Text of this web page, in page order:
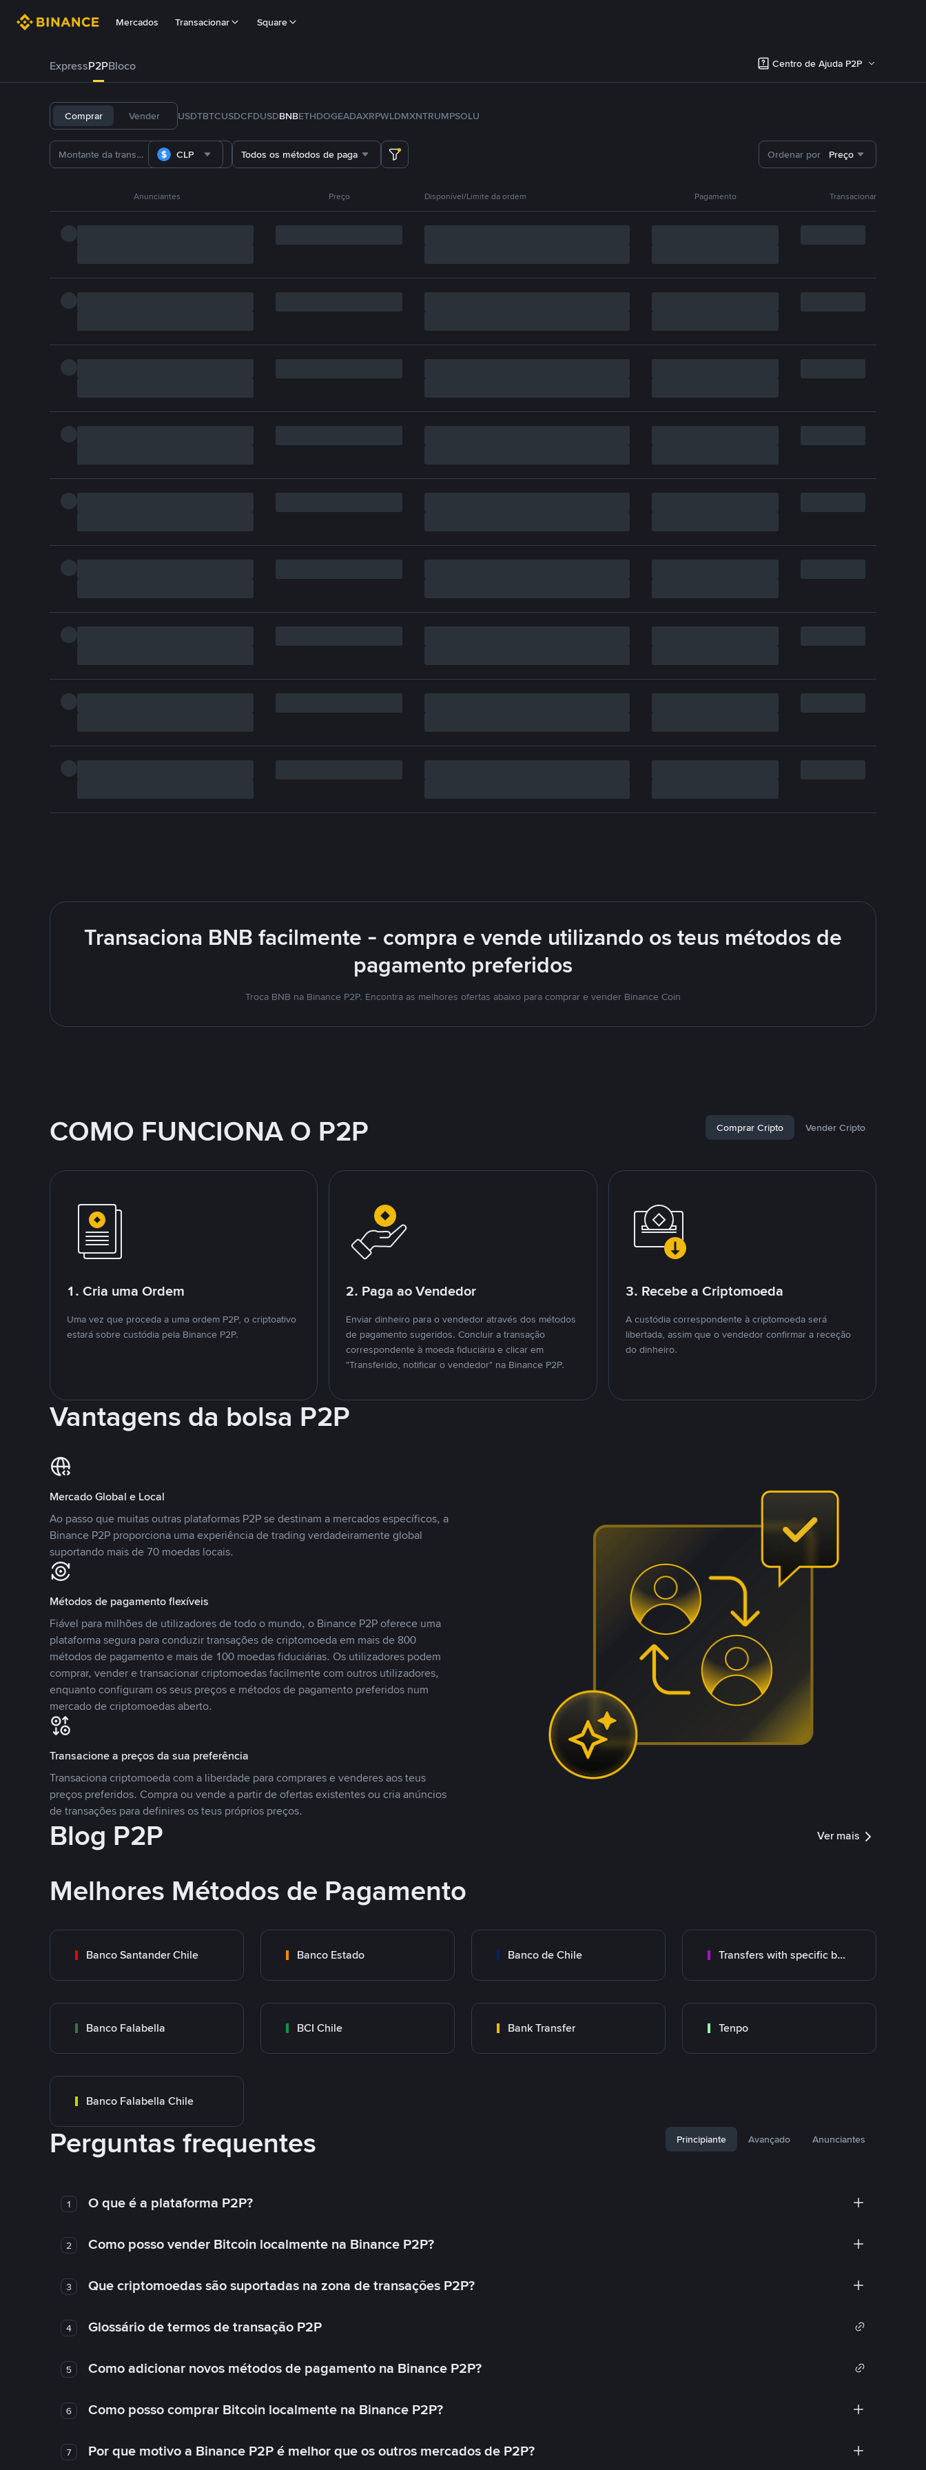
Mercados Transacionar Square
ExpressP2PBloco Centro de Ajuda P2P
Comprar Vender USDTBTCUSDCFDUSDBNBETHDOGEADAXRPWLDMXNTRUMPSOLU
CLP Todos os métodos de pagamento Ordenar por Preço
Anunciantes Preço Disponível/Limite da ordem Pagamento Transacionar
Transaciona BNB facilmente - compra e vende utilizando os teus métodos de
pagamento preferidos
Troca BNB na Binance P2P. Encontra as melhores ofertas abaixo para comprar e vender Binance Coin
COMO FUNCIONA O P2P Comprar Cripto Vender Cripto
1. Cria uma Ordem
Uma vez que proceda a uma ordem P2P, o criptoativo
estará sobre custódia pela Binance P2P.
2. Paga ao Vendedor
Enviar dinheiro para o vendedor através dos métodos
de pagamento sugeridos. Concluir a transação
correspondente à moeda fiduciária e clicar em
"Transferido, notificar o vendedor" na Binance P2P.
3. Recebe a Criptomoeda
A custódia correspondente à criptomoeda será
libertada, assim que o vendedor confirmar a receção
do dinheiro.
Vantagens da bolsa P2P
Mercado Global e Local
Ao passo que muitas outras plataformas P2P se destinam a mercados específicos, a
Binance P2P proporciona uma experiência de trading verdadeiramente global
suportando mais de 70 moedas locais.
Métodos de pagamento flexíveis
Fiável para milhões de utilizadores de todo o mundo, o Binance P2P oferece uma
plataforma segura para conduzir transações de criptomoeda em mais de 800
métodos de pagamento e mais de 100 moedas fiduciárias. Os utilizadores podem
comprar, vender e transacionar criptomoedas facilmente com outros utilizadores,
enquanto configuram os seus preços e métodos de pagamento preferidos num
mercado de criptomoedas aberto.
Transacione a preços da sua preferência
Transaciona criptomoeda com a liberdade para comprares e venderes aos teus
preços preferidos. Compra ou vende a partir de ofertas existentes ou cria anúncios
de transações para definires os teus próprios preços.
Blog P2P Ver mais
Melhores Métodos de Pagamento
Banco Santander Chile Banco Estado Banco de Chile Transfers with specific bank
Banco Falabella BCI Chile Bank Transfer Tenpo
Banco Falabella Chile
Perguntas frequentes Principiante Avançado Anunciantes
1 O que é a plataforma P2P?
2 Como posso vender Bitcoin localmente na Binance P2P?
3 Que criptomoedas são suportadas na zona de transações P2P?
4 Glossário de termos de transação P2P
5 Como adicionar novos métodos de pagamento na Binance P2P?
6 Como posso comprar Bitcoin localmente na Binance P2P?
7 Por que motivo a Binance P2P é melhor que os outros mercados de P2P?